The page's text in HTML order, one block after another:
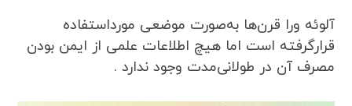
آلوئه ورا قرن‌ها به‌صورت موضعی مورداستفاده
قرارگرفته است اما هیچ اطلاعات علمی از ایمن بودن
مصرف آن در طولانی‌مدت وجود ندارد .